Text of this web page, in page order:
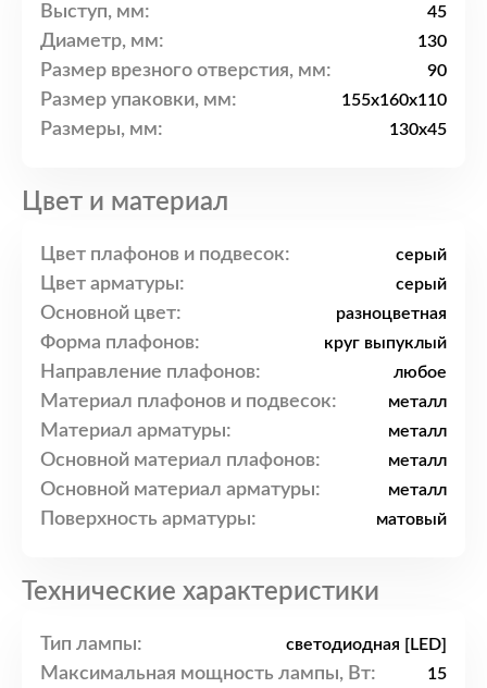
Выступ, мм: 45
Диаметр, мм: 130
Размер врезного отверстия, мм: 90
Размер упаковки, мм: 155x160x110
Размеры, мм: 130x45
Цвет и материал
Цвет плафонов и подвесок: серый
Цвет арматуры: серый
Основной цвет: разноцветная
Форма плафонов: круг выпуклый
Направление плафонов: любое
Материал плафонов и подвесок: металл
Материал арматуры: металл
Основной материал плафонов: металл
Основной материал арматуры: металл
Поверхность арматуры: матовый
Технические характеристики
Тип лампы: светодиодная [LED]
Максимальная мощность лампы, Вт: 15